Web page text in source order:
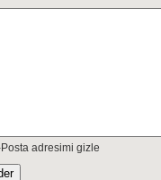
Posta adresimi gizle